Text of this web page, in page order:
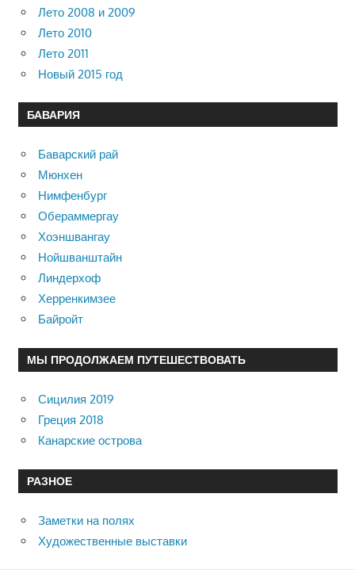
Лето 2008 и 2009
Лето 2010
Лето 2011
Новый 2015 год
БАВАРИЯ
Баварский рай
Мюнхен
Нимфенбург
Обераммергау
Хоэншвангау
Нойшванштайн
Линдерхоф
Херренкимзее
Байройт
МЫ ПРОДОЛЖАЕМ ПУТЕШЕСТВОВАТЬ
Сицилия 2019
Греция 2018
Канарские острова
РАЗНОЕ
Заметки на полях
Художественные выставки